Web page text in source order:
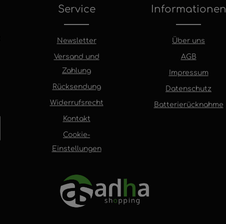
Service
Newsletter
Versand und
Zahlung
Rücksendung
Widerrufsrecht
Kontakt
Cookie-
Einstellungen
Informationen
Über uns
AGB
Impressum
Datenschutz
Batterierücknahme